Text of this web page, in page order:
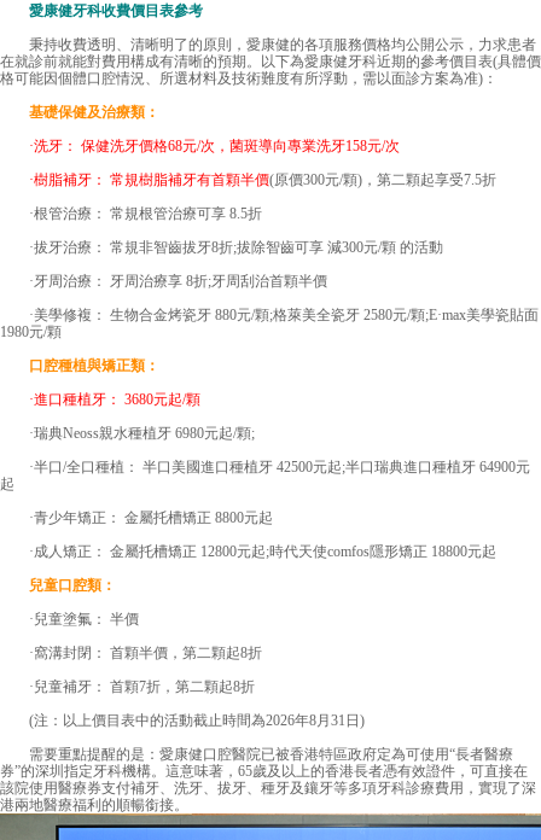
愛康健牙科收費價目表參考
秉持收費透明、清晰明了的原則，愛康健的各項服務價格均公開公示，力求患者
在就診前就能對費用構成有清晰的預期。以下為愛康健牙科近期的參考價目表(具體價
格可能因個體口腔情況、所選材料及技術難度有所浮動，需以面診方案為准)：
基礎保健及治療類：
·洗牙： 保健洗牙價格68元/次，菌斑導向專業洗牙158元/次
·樹脂補牙： 常規樹脂補牙有首顆半價(原價300元/顆)，第二顆起享受7.5折
·根管治療： 常規根管治療可享 8.5折
·拔牙治療： 常規非智齒拔牙8折;拔除智齒可享 減300元/顆 的活動
·牙周治療： 牙周治療享 8折;牙周刮治首顆半價
·美學修複： 生物合金烤瓷牙 880元/顆;格萊美全瓷牙 2580元/顆;E·max美學瓷貼面
1980元/顆
口腔種植與矯正類：
·進口種植牙： 3680元起/顆
·瑞典Neoss親水種植牙 6980元起/顆;
·半口/全口種植： 半口美國進口種植牙 42500元起;半口瑞典進口種植牙 64900元
起
·青少年矯正： 金屬托槽矯正 8800元起
·成人矯正： 金屬托槽矯正 12800元起;時代天使comfos隱形矯正 18800元起
兒童口腔類：
·兒童塗氟： 半價
·窩溝封閉： 首顆半價，第二顆起8折
·兒童補牙： 首顆7折，第二顆起8折
(注：以上價目表中的活動截止時間為2026年8月31日)
需要重點提醒的是：愛康健口腔醫院已被香港特區政府定為可使用“長者醫療
券”的深圳指定牙科機構。這意味著，65歲及以上的香港長者憑有效證件，可直接在
該院使用醫療券支付補牙、洗牙、拔牙、種牙及鑲牙等多項牙科診療費用，實現了深
港兩地醫療福利的順暢銜接。